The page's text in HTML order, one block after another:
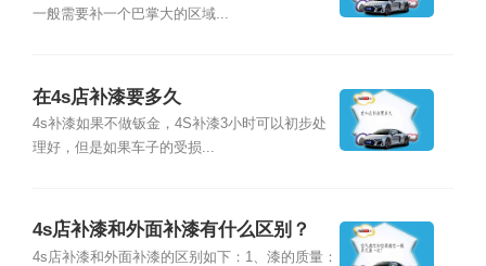
一般需要补一个巴掌大的区域...
在4s店补漆要多久
4s补漆如果不做钣金，4S补漆3小时可以初步处
理好，但是如果车子的受损...
4s店补漆和外面补漆有什么区别？
4s店补漆和外面补漆的区别如下：1、漆的质量：